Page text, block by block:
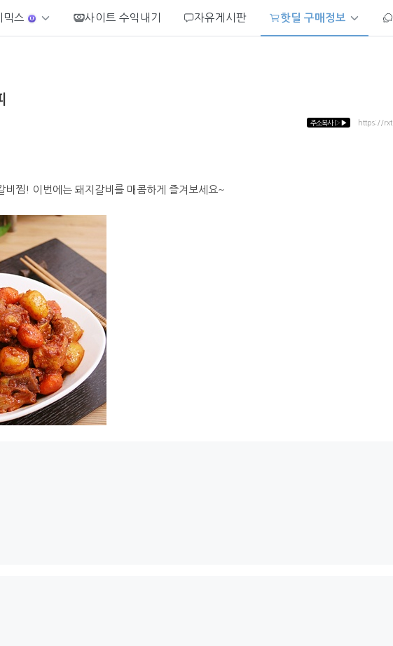
믹스 사이트 수익내기 자유게시판 핫딜 구매정보
주소복사 ▷▶ https://
비찜! 이번에는 돼지갈비를 매콤하게 즐겨보세요~